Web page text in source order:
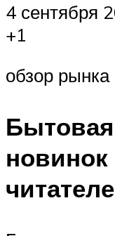
4 сентября
+1
обзор рынка